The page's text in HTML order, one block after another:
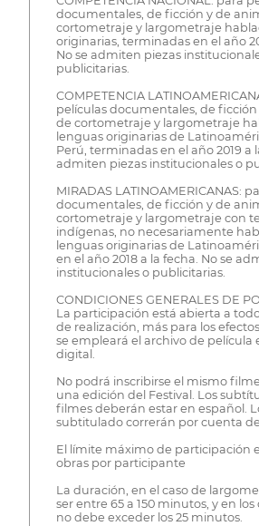
documentales, de ficción y de
cortometraje y largometraje
originarias, terminadas en el año
No se admiten piezas
publicitarias.
COMPETENCIA
películas documentales, de
de cortometraje y largometraje
lenguas originarias de
Perú, terminadas en el año 2019 a
admiten piezas institucionales o
MIRADAS LATINOAMERICANAS:
documentales, de ficción y de
cortometraje y largometraje con
indígenas, no necesariamente
lenguas originarias de
en el año 2018 a la fecha. No se
institucionales o publicitarias.
CONDICIONES GENERALES DE
La participación está abierta a
de realización, más para los
se empleará el archivo de película
digital.
No podrá inscribirse el mismo
una edición del Festival. Los
filmes deberán estar en español.
subtitulado correrán por cuenta
El límite máximo de participación
obras por participante
La duración, en el caso de
ser entre 65 a 150 minutos, y en
no debe exceder los 25 minutos.